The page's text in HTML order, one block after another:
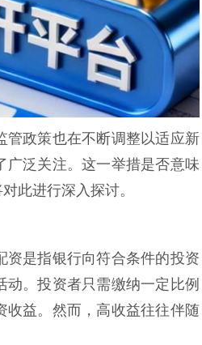
管政策也在不断调整以适应新
广泛关注。这一举措是否意味
此进行深入探讨。
资是指银行向符合条件的投资
。投资者只需缴纳一定比例
收益。然而，高收益往往伴随